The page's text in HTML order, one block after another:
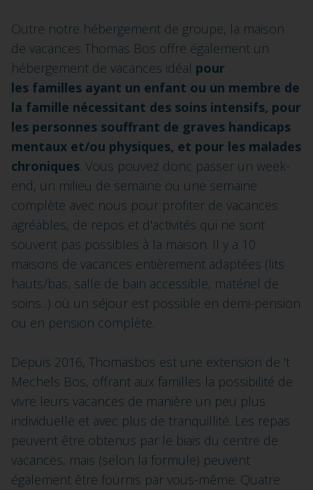
Outre notre hébergement de groupe, la maison
de vacances Thomas Bos offre également un
hébergement de vacances idéal pour
les familles ayant un enfant ou un membre de
la famille nécessitant des soins intensifs, pour
les personnes souffrant de graves handicaps
mentaux et/ou physiques, et pour les malades
chroniques. Vous pouvez donc passer un week-
end, un milieu de semaine ou une semaine
complète avec nous pour profiter de vacances
agréables, de repos et d'activités qui ne sont
souvent pas possibles à la maison. Il y a 10
maisons de vacances entièrement adaptées (lits
hauts/bas, salle de bain accessible, matériel de
soins...) où un séjour est possible en demi-pension
ou en pension complète.
Depuis 2016, Thomasbos est une extension de 't
Mechels Bos, offrant aux familles la possibilité de
vivre leurs vacances de manière un peu plus
individuelle et avec plus de tranquillité. Les repas
peuvent être obtenus par le biais du centre de
vacances, mais (selon la formule) peuvent
également être fournis par vous-même. Quatre